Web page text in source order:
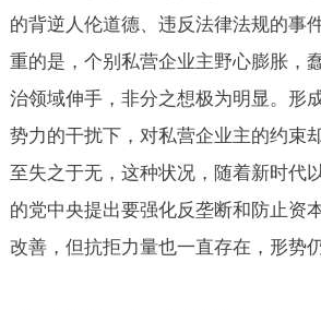
的背逆人伦道德、违反法律法规的事
重的是，个别私营企业主野心膨胀，
治领域伸手，非分之想极为明显。形
势力的干扰下，对私营企业主的约束
至失之于无，这种状况，随着新时代
的党中央提出要强化反垄断和防止资
改善，但抗拒力量也一直存在，形势